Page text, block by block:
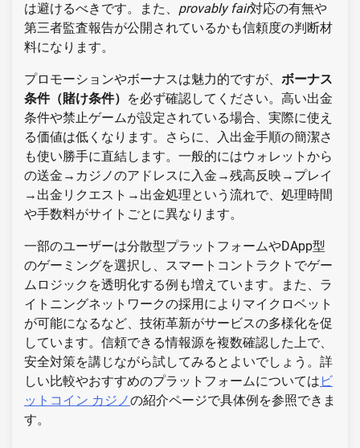
は避けるべきです。また、 provably fair対応の有無や
第三者監査報告が公開されているかも信頼度の判断材
料になります。
プロモーションやボーナスは魅力的ですが、 ボーナス
条件（賭け条件） を必ず確認してください。高い出金
条件や禁止ゲームが設定されている場合、実際に使え
る価値は低くなります。さらに、入出金手順の簡潔さ
も使い勝手に直結します。一般的にはウォレットから
の送金→カジノのアドレスに入金→残高反映→プレイ
→出金リクエスト→出金処理という流れで、処理時間
や手数料がサイトごとに異なります。
一部のユーザーは分散型プラットフォームやDApp型
のゲーミングを選択し、スマートコントラクトでゲー
ムロジックを透明化する例も増えています。また、ラ
イトニングネットワークの採用によりマイクロベット
が可能になるなど、技術革新がサービスの多様化を促
しています。信頼できる情報源を複数確認した上で、
安全対策を講じながら試してみるとよいでしょう。詳
しい比較やおすすめのプラットフォームについては ビ
ットコイン カジノの紹介ページで具体例を参照できま
す。